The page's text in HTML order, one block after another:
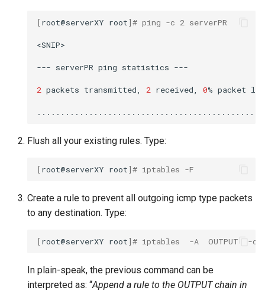
[root@serverXY root]# ping -c 2 serverPR
<SNIP>
--- serverPR ping statistics ---
2 packets transmitted, 2 received, 0% packet
Flush all your existing rules. Type:
[root@serverXY root]# iptables -F
Create a rule to prevent all outgoing icmp type packets
to any destination. Type:
[root@serverXY root]# iptables  -A  OUTPUT  -
In plain-speak, the previous command can be
interpreted as: “Append a rule to the OUTPUT chain in